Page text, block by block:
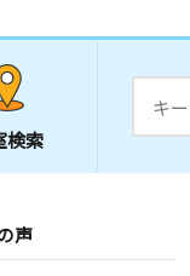
検索
声